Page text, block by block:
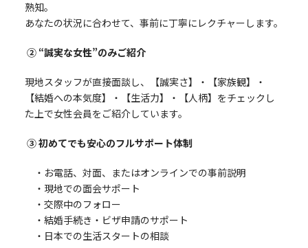
熟知。
あなたの状況に合わせて、事前に丁寧にレクチャーします。
② “誠実な女性”のみご紹介
現地スタッフが直接面談し、【誠実さ】・【家族観】・
【結婚への本気度】・【生活力】・【人柄】をチェックし
た上で女性会員をご紹介しています。
③ 初めてでも安心のフルサポート体制
・お電話、対面、またはオンラインでの事前説明
・現地での面会サポート
・交際中のフォロー
・結婚手続き・ビザ申請のサポート
・日本での生活スタートの相談